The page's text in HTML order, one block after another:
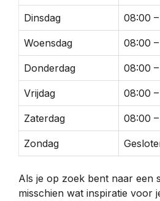
Dinsdag 08:00
Woensdag 08:00
Donderdag 08:00
Vrijdag 08:00
Zaterdag 08:00
Zondag
Als je op zoek bent naar een
misschien wat inspiratie voor